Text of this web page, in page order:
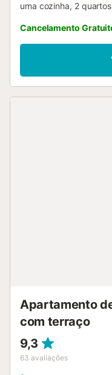
uma cozinha, 2
adicionais incluem Wi-
na sala de estar, uma
como uma máquina
cadeira alta também
férias dispõe de um
Cancelamento
Apartamento
com terraço
9,3
63 avaliações